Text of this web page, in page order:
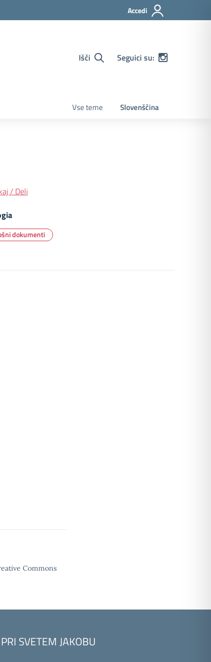
Accedi
Išči Seguici su:
Vse teme Slovenščina
/ Deli
dokumenti
Commons
SVETEM JAKOBU